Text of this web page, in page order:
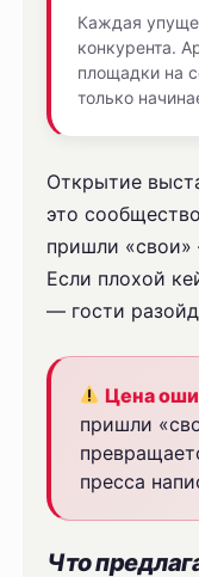
Каждая
конкурента.
площадки на
только
Открытие
это
пришли «свои»
Если плохой
— гости
Цена
пришли
пресса
Что